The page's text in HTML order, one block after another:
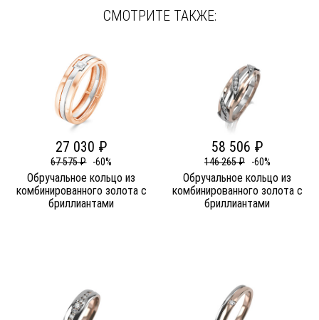
СМОТРИТЕ ТАКЖЕ:
27 030 ₽
67 575 ₽ -60%
Обручальное кольцо из
комбинированного золота c
бриллиантами
58 506 ₽
146 265 ₽ -60%
Обручальное кольцо из
комбинированного золота c
бриллиантами